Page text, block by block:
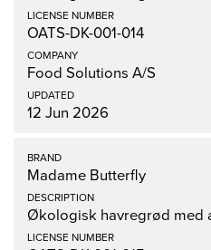
OATS-DK-001-014
Food Solutions A/S
12 Jun 2026
Madame Butterfly
Økologisk havregrød med